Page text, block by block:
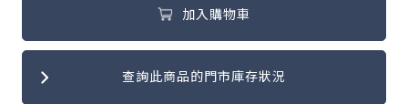
加入購物車
查詢此商品的門市庫存狀況